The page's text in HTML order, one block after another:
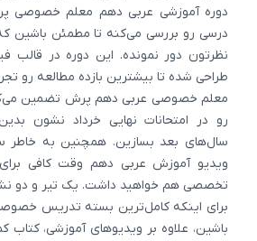
دوره آموزشی عربی دهم معلم خصوصی
درسی رو بررسی می‌کنه تا مطمئن باشین
نظرتون دور نمونده. این دوره در قالب
طراحی شده تا بیشترین بازده مطالعه رو
معلم خصوصی عربی دهم پرش تضمین
رو در امتحانات نهایی خرداد نشون
سال‌های بعد بسازین. همچنین به خاطر
ویدیو آموزش عربی دهم وقت کافی
تخصصی هم خواهید داشت. یک تیر و دو
برای اینکه کامل‌ترین بسته تدریس
باشین، علاوه بر ویدیوهای آموزشی،